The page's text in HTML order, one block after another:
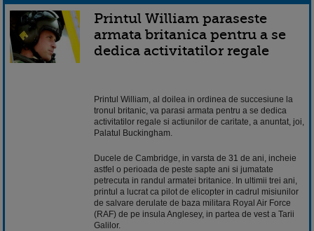
Printul William paraseste
armata britanica pentru a se
dedica activitatilor regale
Printul William, al doilea in ordinea de succesiune la
tronul britanic, va parasi armata pentru a se dedica
activitatilor regale si actiunilor de caritate, a anuntat, joi,
Palatul Buckingham.
Ducele de Cambridge, in varsta de 31 de ani, incheie
astfel o perioada de peste sapte ani si jumatate
petrecuta in randul armatei britanice. In ultimii trei ani,
printul a lucrat ca pilot de elicopter in cadrul misiunilor
de salvare derulate de baza militara Royal Air Force
(RAF) de pe insula Anglesey, in partea de vest a Tarii
Galilor.